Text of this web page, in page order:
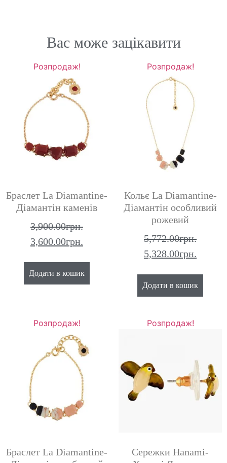
Вас може зацікавити
Розпродаж!
Браслет La Diamantine-
Діамантін каменів
3,900.00грн.
3,600.00грн.
Додати в кошик
Розпродаж!
Кольє La Diamantine-
Діамантін особливий
рожевий
5,772.00грн.
5,328.00грн.
Додати в кошик
Розпродаж!
Браслет La Diamantine-
Розпродаж!
Сережки Hanami-